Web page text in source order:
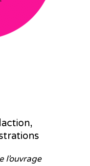
l’ouvrage